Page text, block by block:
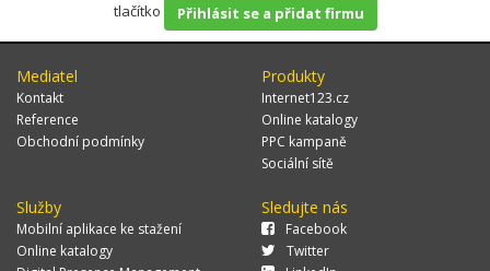
tlačítko
Přihlásit se a přidat firmu
Mediatel
Kontakt
Reference
Obchodní podmínky
Produkty
Internet123.cz
Online katalogy
PPC kampaně
Sociální sítě
Služby
Mobilní aplikace ke stažení
Online katalogy
Sledujte nás
Facebook
Twitter